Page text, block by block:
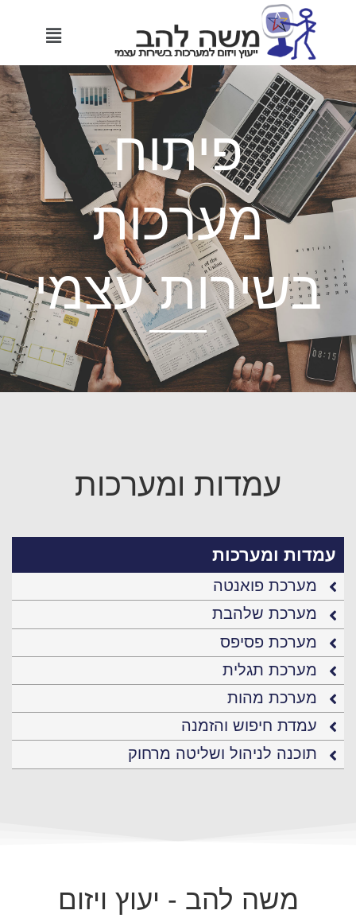
Menu
פיתוח
מערכות
עצמי
עמדות ומערכות
ומערכות
מערכת פואנטה
מערכת שלהבת
מערכת פסיפס
מערכת תגלית
מערכת מהות
עמדת חיפוש והזמנה
תוכנה לניהול ושליטה מרחוק
משה להב - יעוץ ויזום